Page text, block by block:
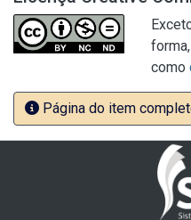
como
Página do item